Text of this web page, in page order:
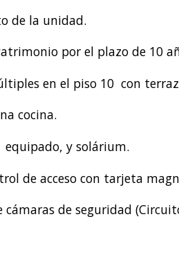
de la unidad.
por el plazo de 10
en el piso 10 con
cocina.
y solárium.
de acceso con tarjeta
de seguridad